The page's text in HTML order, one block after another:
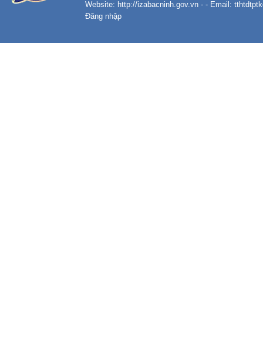
Website: http://izabacninh.gov.vn - - Email:
Đăng nhập